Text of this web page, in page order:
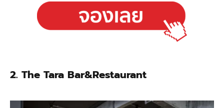
2. The Tara Bar&Restaurant